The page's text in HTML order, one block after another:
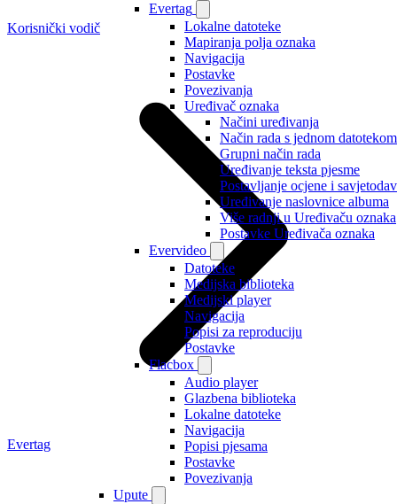
Evertag
Lokalne datoteke
Mapiranja polja oznaka
Navigacija
Postavke
Povezivanja
Uređivač oznaka
Načini uređivanja
Način rada s jednom datotekom
Grupni način rada
Uređivanje teksta pjesme
Postavljanje ocjene i
Uređivanje naslovnice albuma
Više radnji u Uređivaču oznaka
Postavke Uređivača oznaka
Evervideo
Datoteke
Medijska biblioteka
Medijski player
Navigacija
Popisi za reproduciju
Postavke
Flacbox
Audio player
Glazbena biblioteka
Lokalne datoteke
Navigacija
Popisi pjesama
Postavke
Povezivanja
Upute
Korisnički vodič
Evertag